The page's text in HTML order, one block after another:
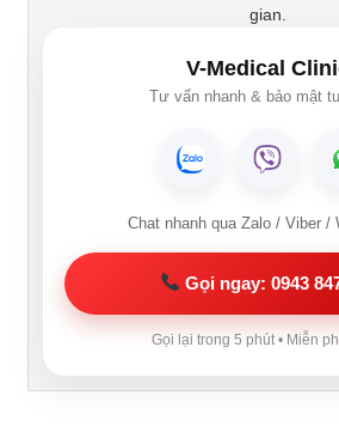
gian.
V-Medical
Tư vấn nhanh & bảo mật
Chat nhanh qua Zalo / Viber /
Gọi ngay: 0943
Gọi lại trong 5 phút • Miễn